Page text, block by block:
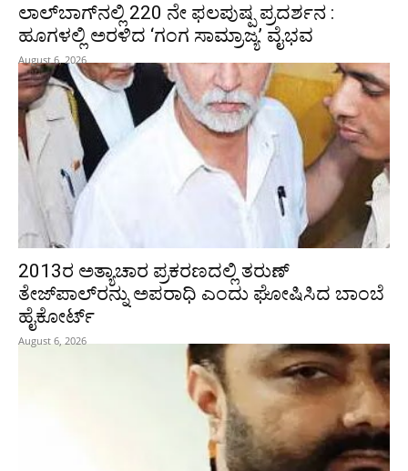
ಲಾಲ್‍ಬಾಗ್‍ನಲ್ಲಿ 220 ನೇ ಫಲಪುಷ್ಪ ಪ್ರದರ್ಶನ :
ಹೂಗಳಲ್ಲಿ ಅರಳಿದ ‘ಗಂಗ ಸಾಮ್ರಾಜ್ಯ’ ವೈಭವ
August 6, 2026
2013ರ ಅತ್ಯಾಚಾರ ಪ್ರಕರಣದಲ್ಲಿ ತರುಣ್
ತೇಜ್‌ಪಾಲ್‌ರನ್ನು ಅಪರಾಧಿ ಎಂದು ಘೋಷಿಸಿದ ಬಾಂಬೆ
ಹೈಕೋರ್ಟ್
August 6, 2026